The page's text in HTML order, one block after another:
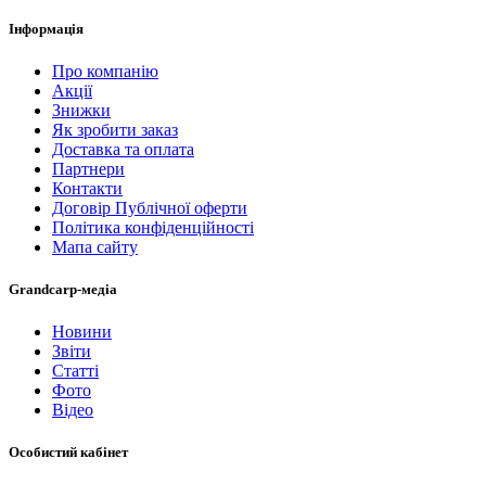
Інформація
Про компанію
Акції
Знижки
Як зробити заказ
Доставка та оплата
Партнери
Контакти
Договір Публічної оферти
Політика конфіденційності
Мапа сайту
Grandcarp-медіа
Новини
Звіти
Статті
Фото
Відео
Особистий кабінет